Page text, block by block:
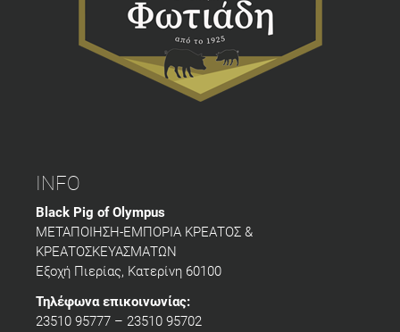
INFO
Black Pig of Olympus
ΜΕΤΑΠΟΙΗΣΗ-ΕΜΠΟΡΙΑ ΚΡΕΑΤΟΣ &
ΚΡΕΑΤΟΣΚΕΥΑΣΜΑΤΩΝ
Εξοχή Πιερίας, Κατερίνη 60100
Τηλέφωνα επικοινωνίας:
23510 95777 – 23510 95702